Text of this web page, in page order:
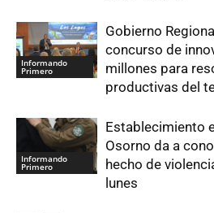
Informando
Primero
Gobierno
concurso de
millones para
productivas del
Informando
Primero
Establecimiento
Osorno da a
hecho de
lunes